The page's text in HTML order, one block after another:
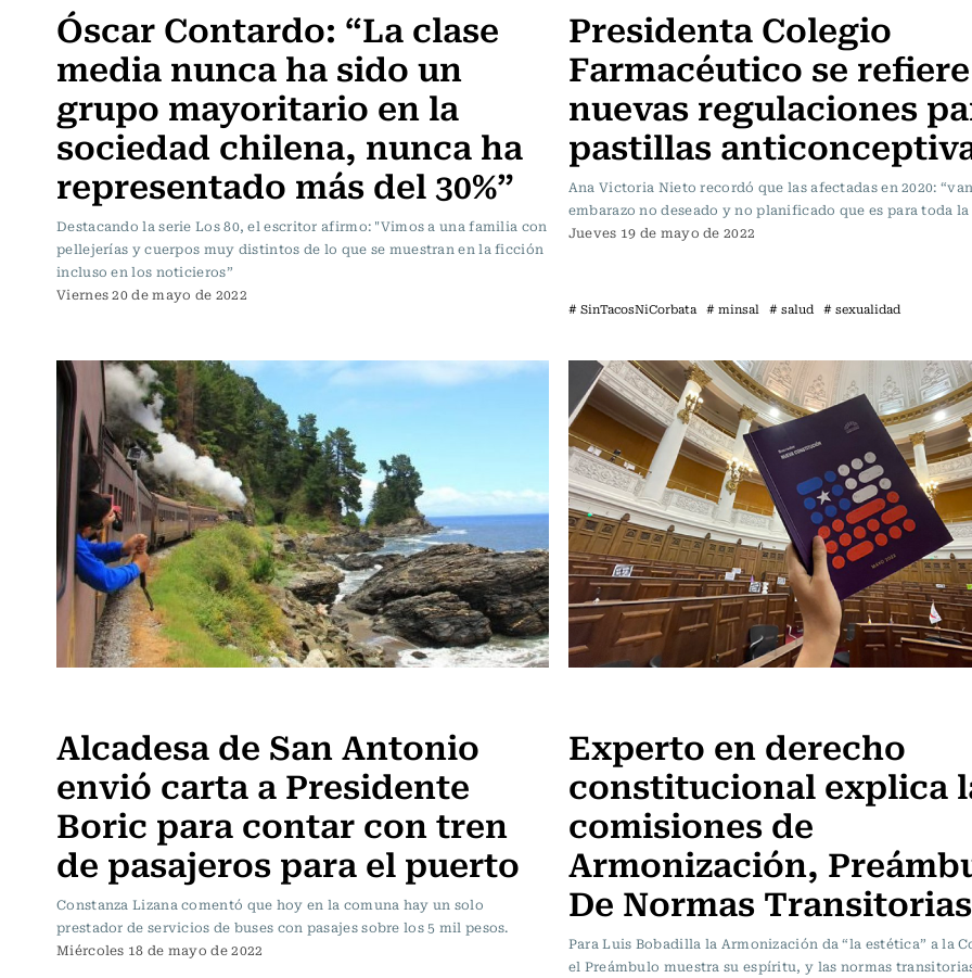
Óscar Contardo: “La clase
media nunca ha sido un
grupo mayoritario en la
sociedad chilena, nunca ha
representado más del 30%”
Destacando la serie Los 80, el escritor afirmo: "Vimos a una familia con
pellejerías y cuerpos muy distintos de lo que se muestran en la ficción
incluso en los noticieros”
Viernes 20 de mayo de 2022
Presidenta Colegio
Farmacéutico se
nuevas regulaciones
pastillas
Ana Victoria Nieto recordó que las afectadas en 2020:
embarazo no deseado y no planificado que es para toda
Jueves 19 de mayo de 2022
# SinTacosNiCorbata # minsal # salud # sexualidad
Alcadesa de San Antonio
envió carta a Presidente
Boric para contar con tren
de pasajeros para el puerto
Constanza Lizana comentó que hoy en la comuna hay un solo
prestador de servicios de buses con pasajes sobre los 5 mil pesos.
Miércoles 18 de mayo de 2022
Experto en derecho
constitucional explica
comisiones de
Armonización,
De Normas Transitorias
Para Luis Bobadilla la Armonización da “la estética” a la
el Preámbulo muestra su espíritu, y las normas